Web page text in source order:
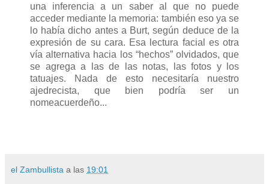
una inferencia a un saber al que no puede
acceder mediante la memoria: también eso ya se
lo había dicho antes a Burt, según deduce de la
expresión de su cara. Esa lectura facial es otra
vía alternativa hacia los “hechos” olvidados, que
se agrega a las de las notas, las fotos y los
tatuajes. Nada de esto necesitaría nuestro
ajedrecista, que bien podría ser un
nomeacuerdeño...
el Zambullista a las 19:01